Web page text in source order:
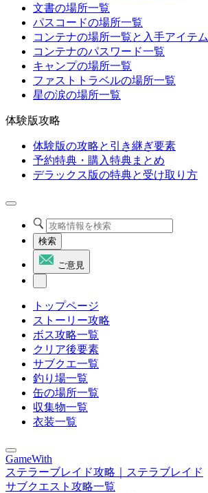
文書の場所一覧
パスコードの場所一覧
コンテナの場所一覧と入手アイテム
コンテナのパスワード一覧
キャンプの場所一覧
ファストトラベルの場所一覧
星の涙の場所一覧
体験版攻略
体験版の攻略と引き継ぎ要素
予約特典・購入特典まとめ
デラックス版の特典と受け取り方
検索
ご意見
トップページ
ストーリー攻略
ボス攻略一覧
クリア後要素
サブクエ一覧
釣り場一覧
缶の場所一覧
収集物一覧
衣装一覧
GameWith
ステラーブレイド攻略｜ステラブレイド
サブクエスト攻略一覧